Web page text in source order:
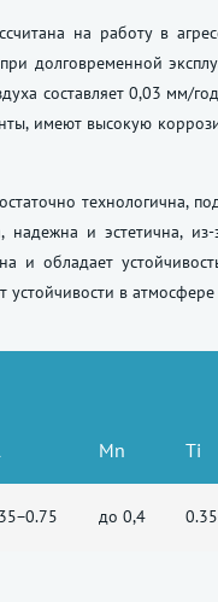
на работу в
долговременной
составляет 0,03 мм/
имеют высокую
технологична,
и эстетична, из-
и обладает
в
Mn Ti
до 0,4